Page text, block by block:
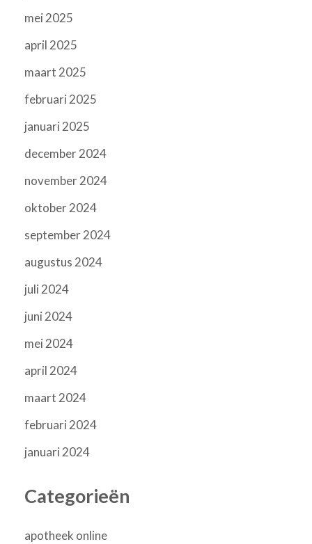
mei 2025
april 2025
maart 2025
februari 2025
januari 2025
december 2024
november 2024
oktober 2024
september 2024
augustus 2024
juli 2024
juni 2024
mei 2024
april 2024
maart 2024
februari 2024
januari 2024
Categorieën
apotheek online